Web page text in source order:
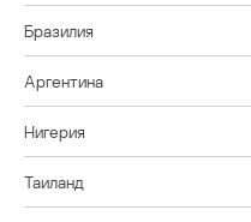
Бразилия
Аргентина
Нигерия
Таиланд